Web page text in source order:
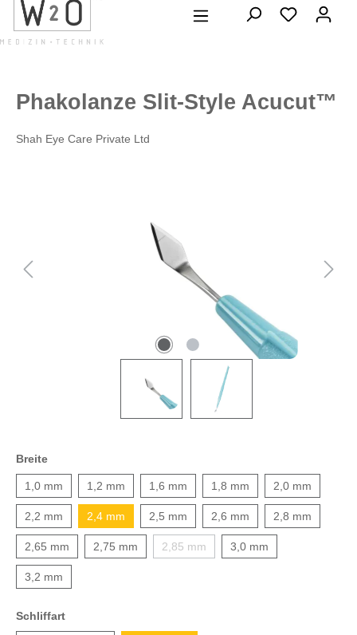
springen
Phakolanze Slit-Style Acucut™
Shah Eye Care Private Ltd
Breite
1,0 mm 1,2 mm 1,6 mm 1,8 mm 2,0 mm
2,2 mm 2,4 mm 2,5 mm 2,6 mm 2,8 mm
2,65 mm 2,75 mm 2,85 mm 3,0 mm
3,2 mm
Schliffart